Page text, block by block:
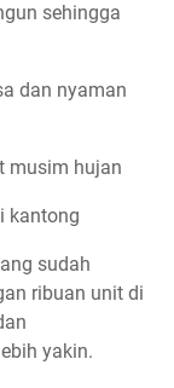
sehingga
dan nyaman
musim hujan
kantong
sudah
ribuan unit di
yakin.